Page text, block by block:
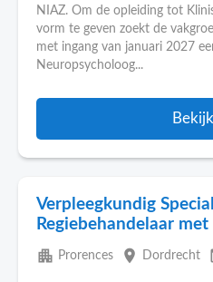
NIAZ. Om de opleiding tot
vorm te geven zoekt de
met ingang van januari 2027
Neuropsycholoog...
Verpleegkundig
Regiebehandelaar
apartment Prorences place Dordrecht